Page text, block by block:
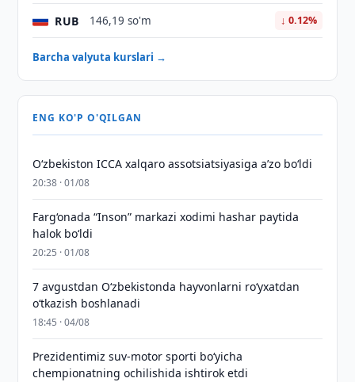
RUB 146,19 so'm ↓ 0.12%
Barcha valyuta kurslari →
ENG KO'P O'QILGAN
O‘zbekiston ICCA xalqaro assotsiatsiyasiga aʼzo bo‘ldi
20:38 · 01/08
Farg‘onada “Inson” markazi xodimi hashar paytida
halok bo‘ldi
20:25 · 01/08
7 avgustdan O‘zbekistonda hayvonlarni ro‘yxatdan
o‘tkazish boshlanadi
18:45 · 04/08
Prezidentimiz suv-motor sporti bo‘yicha
chempionatning ochilishida ishtirok etdi